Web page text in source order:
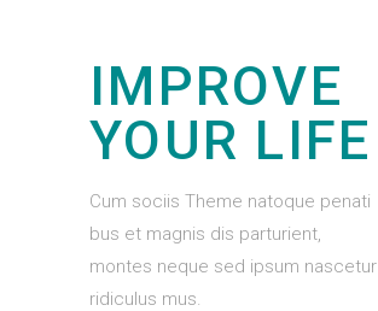
IMPROVE
YOUR LIFE
Cum sociis Theme natoque penati
bus et magnis dis parturient,
montes neque sed ipsum nascetur
ridiculus mus.